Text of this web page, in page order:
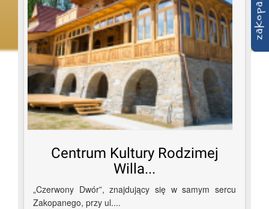
Centrum Kultury Rodzimej
Willa...
„Czerwony Dwór”, znajdujący się w samym sercu
Zakopanego, przy ul....